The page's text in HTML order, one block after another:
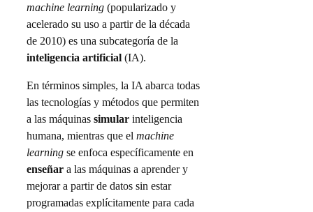
machine learning (popularizado y
acelerado su uso a partir de la década
de 2010) es una subcategoría de la
inteligencia artificial (IA).
En términos simples, la IA abarca todas
las tecnologías y métodos que permiten
a las máquinas simular inteligencia
humana, mientras que el machine
learning se enfoca específicamente en
enseñar a las máquinas a aprender y
mejorar a partir de datos sin estar
programadas explícitamente para cada